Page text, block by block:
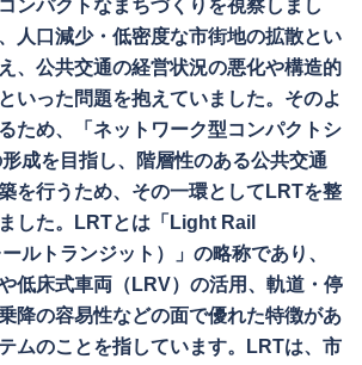
ンパクトなまちづくりを視察しまし
人口減少・低密度な市街地の拡散とい
、公共交通の経営状況の悪化や構造的
いった問題を抱えていました。そのよ
ため、「ネットワーク型コンパクトシ
成を目指し、階層性のある公共交通
を行うため、その一環としてLRTを整
した。LRTとは「Light Rail
ルトランジット）」の略称であり、
低床式車両（LRV）の活用、軌道・停
降の容易性などの面で優れた特徴があ
ムのことを指しています。LRTは、市